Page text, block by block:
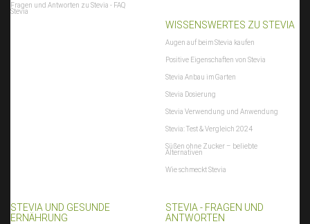
Fragen und Antworten zu Stevia - FAQ
Stevia
WISSENSWERTES ZU STEVIA
Augen auf beim Stevia kaufen
Positive Eigenschaften von Stevia
Stevia Anbau im Garten
Stevia Dosierung
Stevia Verwendung und Anwendung
Stevia: Test & Vergleich 2024
Süßen ohne Zucker – beliebte
Alternativen
Wie schmeckt Stevia
STEVIA UND GESUNDE
ERNÄHRUNG
STEVIA - FRAGEN UND
ANTWORTEN